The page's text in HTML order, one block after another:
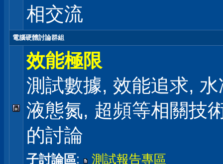
相交流
電腦硬體討論群組
效能極限
測試數據, 效能追求,
液態氮, 超頻等相關技
的討論
子討論區: 測試報告專區